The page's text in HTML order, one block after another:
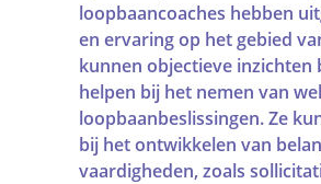
loopbaancoaches hebben
en ervaring op het gebied
kunnen objectieve inzichten
helpen bij het nemen van
loopbaanbeslissingen. Ze
bij het ontwikkelen van
vaardigheden, zoals